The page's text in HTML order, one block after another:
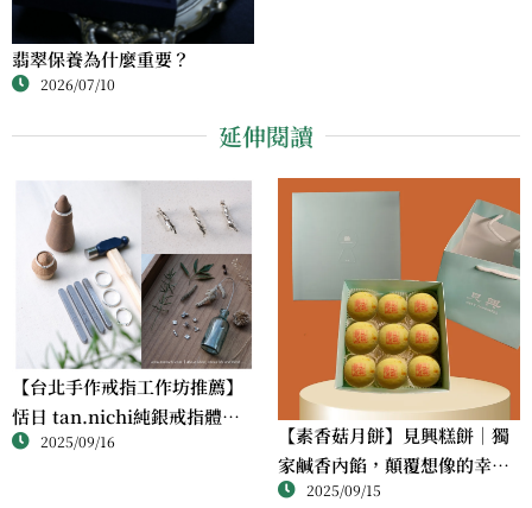
翡翠保養為什麼重要？
2026/07/10
延伸閱讀
【台北手作戒指工作坊推薦】
恬日 tan.nichi純銀戒指體驗
｜情侶・朋友一起完成的金工
2025/09/16
【素香菇月餅】見興糕餅｜獨
家鹹香內餡，顛覆想像的幸福
滋味2025/09/15